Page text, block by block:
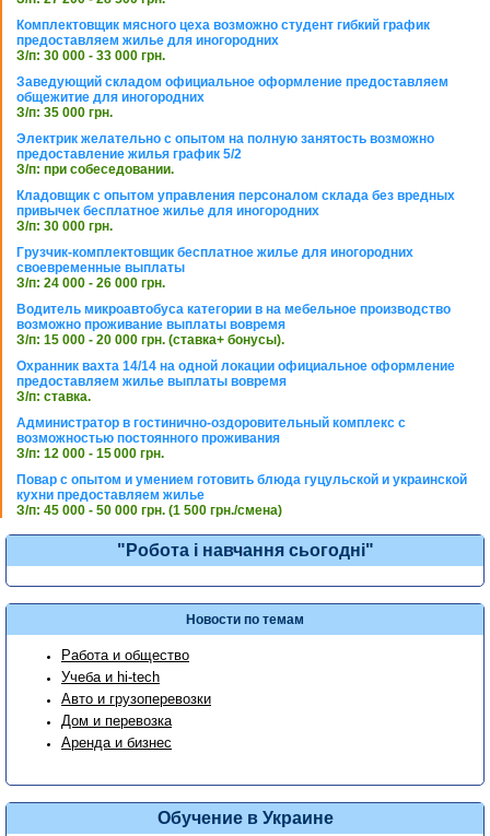
Комплектовщик мясного цеха возможно студент гибкий график
предоставляем жилье для иногородних
З/п: 30 000 - 33 000 грн.
Заведующий складом официальное оформление предоставляем
общежитие для иногородних
З/п: 35 000 грн.
Электрик желательно с опытом на полную занятость возможно
предоставление жилья график 5/2
З/п: при собеседовании.
Кладовщик с опытом управления персоналом склада без вредных
привычек бесплатное жилье для иногородних
З/п: 30 000 грн.
Грузчик-комплектовщик бесплатное жилье для иногородних
своевременные выплаты
З/п: 24 000 - 26 000 грн.
Водитель микроавтобуса категории в на мебельное производство
возможно проживание выплаты вовремя
З/п: 15 000 - 20 000 грн. (ставка+ бонусы).
Охранник вахта 14/14 на одной локации официальное оформление
предоставляем жилье выплаты вовремя
З/п: ставка.
Администратор в гостинично-оздоровительный комплекс с
возможностью постоянного проживания
З/п: 12 000 - 15 000 грн.
Повар с опытом и умением готовить блюда гуцульской и украинской
кухни предоставляем жилье
З/п: 45 000 - 50 000 грн. (1 500 грн./смена)
"Робота і навчання сьогодні"
Новости по темам
Работа и общество
Учеба и hi-tech
Авто и грузоперевозки
Дом и перевозка
Аренда и бизнес
Обучение в Украине